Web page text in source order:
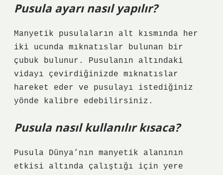
Pusula ayarı nasıl yapılır?
Manyetik pusulaların alt kısmında her
iki ucunda mıknatıslar bulunan bir
çubuk bulunur. Pusulanın altındaki
vidayı çevirdiğinizde mıknatıslar
hareket eder ve pusulayı istediğiniz
yönde kalibre edebilirsiniz.
Pusula nasıl kullanılır kısaca?
Pusula Dünya’nın manyetik alanının
etkisi altında çalıştığı için yere